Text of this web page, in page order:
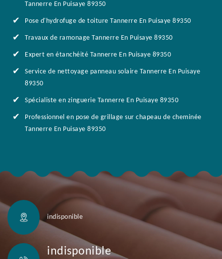
Tannerre En Puisaye 89350
Pose d'hydrofuge de toiture Tannerre En Puisaye 89350
Travaux de ramonage Tannerre En Puisaye 89350
Expert en étanchéité Tannerre En Puisaye 89350
Service de nettoyage panneau solaire Tannerre En Puisaye
89350
Spécialiste en zinguerie Tannerre En Puisaye 89350
Professionnel en pose de grillage sur chapeau de cheminée
Tannerre En Puisaye 89350
indisponible
indisponible